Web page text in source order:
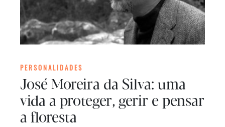
PERSONALIDADES
José Moreira da Silva: uma
vida a proteger, gerir e pensar
a floresta